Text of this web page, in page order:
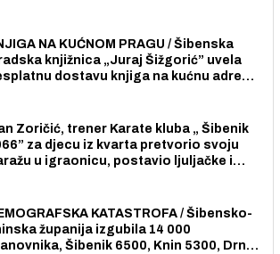
NA KUĆNOM PRAGU / Šibenska
knjižnica „Juraj Šižgorić” uvela
dostavu knjiga na kućnu adresu
Zoričić, trener Karate kluba „ Šibenik
za djecu iz kvarta pretvorio svoju
u igraonicu, postavio ljuljačke i
KATASTROFA / Šibensko-
županija izgubila 14 000
Šibenik 6500, Knin 5300, Drniš